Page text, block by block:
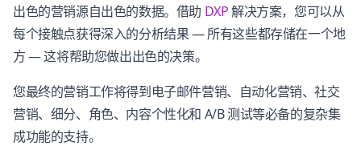
出色的营销源自出色的数据。借助 DXP解决方案，您可以从
每个接触点获得深入的分析结果 — 所有这些都存储在一个地
方 — 这将帮助您做出出色的决策。
您最终的营销工作将得到电子邮件营销、自动化营销、社交
营销、细分、角色、内容个性化和 A/B 测试等必备的复杂集
成功能的支持。